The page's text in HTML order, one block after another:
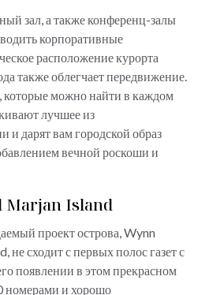
зал, а также конференц-залы
корпоративные
расположение курорта
также облегчает передвижение.
которые можно найти в каждом
лучшее из
и дарят вам городской образ
вечной роскоши и
Marjan Island
проект острова, Wynn
сходит с первых полос газет с
появлении в этом прекрасном
номерами и хорошо